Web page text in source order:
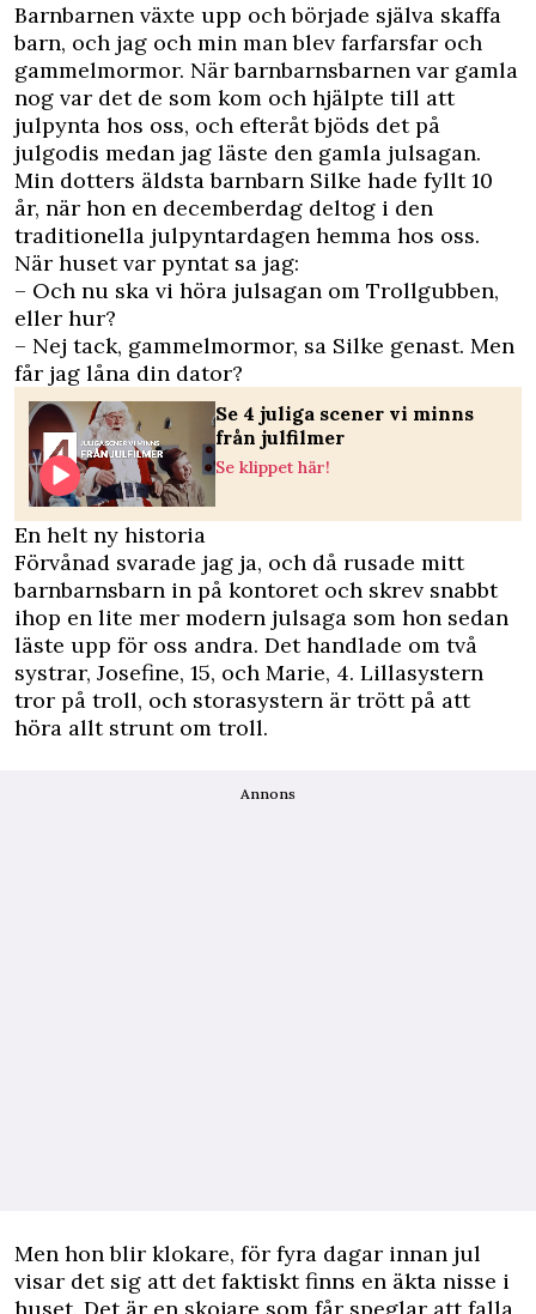
Barnbarnen växte upp och började själva skaffa
barn, och jag och min man blev farfarsfar och
gammelmormor. När barnbarnsbarnen var gamla
nog var det de som kom och hjälpte till att
julpynta hos oss, och efteråt bjöds det på
julgodis medan jag läste den gamla julsagan.
Min dotters äldsta barnbarn Silke hade fyllt 10
år, när hon en decemberdag deltog i den
traditionella julpyntardagen hemma hos oss.
När huset var pyntat sa jag:
– Och nu ska vi höra julsagan om Trollgubben,
eller hur?
– Nej tack, gammelmormor, sa Silke genast. Men
får jag låna din dator?
Se 4 juliga scener vi minns
från julfilmer
Se klippet här!
En helt ny historia
Förvånad svarade jag ja, och då rusade mitt
barnbarnsbarn in på kontoret och skrev snabbt
ihop en lite mer modern julsaga som hon sedan
läste upp för oss andra. Det handlade om två
systrar, Josefine, 15, och Marie, 4. Lillasystern
tror på troll, och storasystern är trött på att
höra allt strunt om troll.
Annons
Men hon blir klokare, för fyra dagar innan jul
visar det sig att det faktiskt finns en äkta nisse i
huset. Det är en skojare som får speglar att falla